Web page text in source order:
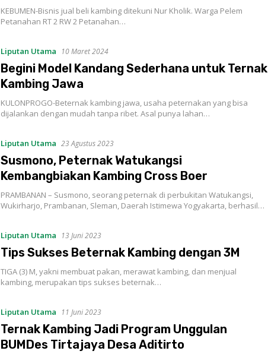
KEBUMEN-Bisnis jual beli kambing ditekuni Nur Kholik. Warga Pelem
Petanahan RT 2 RW 2 Petanahan…
Liputan Utama 10 Maret 2024
Begini Model Kandang Sederhana untuk Ternak
Kambing Jawa
KULONPROGO-Beternak kambing jawa, usaha peternakan yang bisa
dijalankan dengan mudah tanpa ribet. Asal punya lahan…
Liputan Utama 23 Agustus 2023
Susmono, Peternak Watukangsi
Kembangbiakan Kambing Cross Boer
PRAMBANAN – Susmono, seorang peternak di perbukitan Watukangsi,
Wukirharjo, Prambanan, Sleman, Daerah Istimewa Yogyakarta, berhasil…
Liputan Utama 13 Juni 2023
Tips Sukses Beternak Kambing dengan 3M
TIGA (3) M, yakni membuat pakan, merawat kambing, dan menjual
kambing, merupakan tips sukses beternak…
Liputan Utama 11 Juni 2023
Ternak Kambing Jadi Program Unggulan
BUMDes Tirtajaya Desa Aditirto